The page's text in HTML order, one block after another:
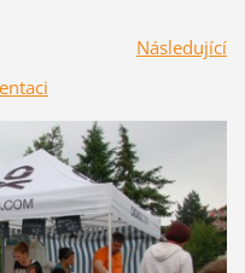
Následující